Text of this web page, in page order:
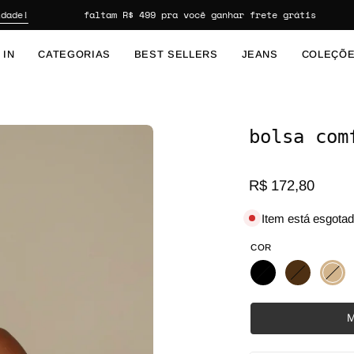
faltamR$ 499 pra você ganhar frete grátis
IN CATEGORIAS BEST SELLERS JEANS
Abrir lightbox de imagem
bolsa
R$ 172,80
Item está
COR